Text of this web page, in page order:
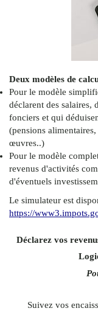
Deux modèles de
Pour le modèle
déclarent des salaires,
fonciers et qui
(pensions
œuvres..)
Pour le modèle
revenus d'activités
d'éventuels
Le simulateur est
https://
Déclarez vos
Suivez vos